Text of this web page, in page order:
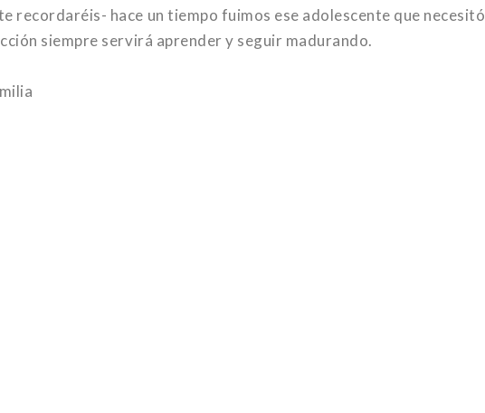
recordaréis- hace un tiempo fuimos ese adolescente que necesitó
siempre servirá aprender y seguir madurando.